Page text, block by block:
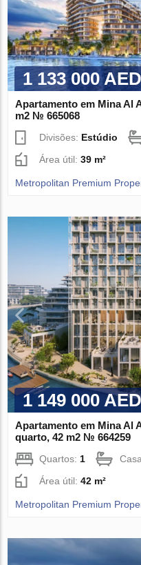
1 133 000
Apartamento em Mina Al
m2 № 665068
Divisões: Estúdio
Área útil:39 m²
Metropolitan Premium
1 149 000
Apartamento em Mina Al
quarto, 42 m2 № 664259
Quartos: 1
Área útil:42 m²
Metropolitan Premium